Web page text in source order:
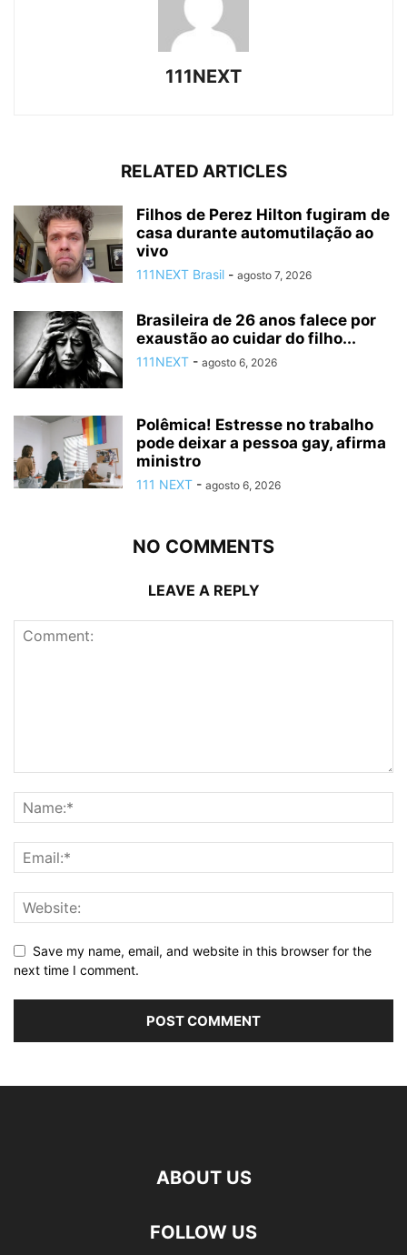
111NEXT
RELATED ARTICLES
Filhos de Perez Hilton fugiram de
casa durante automutilação ao
vivo
111NEXT Brasil - agosto 7, 2026
Brasileira de 26 anos falece por
exaustão ao cuidar do filho...
111NEXT - agosto 6, 2026
Polêmica! Estresse no trabalho
pode deixar a pessoa gay, afirma
ministro
111 NEXT - agosto 6, 2026
NO COMMENTS
LEAVE A REPLY
Save my name, email, and website in this browser for the
next time I comment.
ABOUT US
FOLLOW US